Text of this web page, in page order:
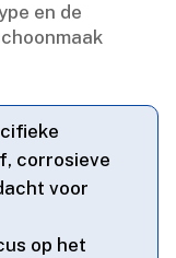
en de
corrosieve
voor
op het